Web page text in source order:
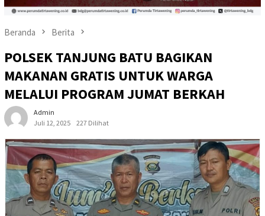
Beranda Berita
POLSEK TANJUNG BATU BAGIKAN
MAKANAN GRATIS UNTUK WARGA
MELALUI PROGRAM JUMAT BERKAH
Admin
Juli 12, 2025
227 Dilihat